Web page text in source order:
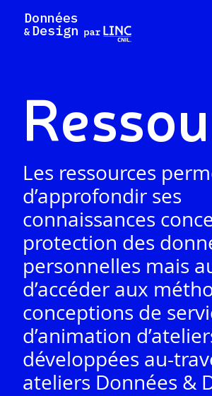
contenu
Les ressources
d’approfondir ses
connaissances
protection des
personnelles mais
d’accéder aux
conceptions de
d’animation
développées au-
ateliers Données &